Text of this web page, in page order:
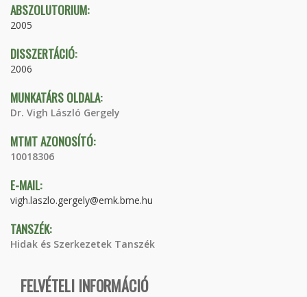
ABSZOLUTORIUM:
2005
DISSZERTÁCIÓ:
2006
MUNKATÁRS OLDALA:
Dr. Vigh László Gergely
MTMT AZONOSÍTÓ:
10018306
E-MAIL:
vigh.laszlo.gergely@emk.bme.hu
TANSZÉK:
Hidak és Szerkezetek Tanszék
FELVÉTELI INFORMÁCIÓ